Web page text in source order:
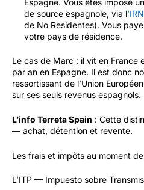
de source espagnole, via l’
de No Residentes). Vous
votre pays de résidence.
Le cas de Marc : il vit en France
par an en Espagne. Il est donc
ressortissant de l’Union
sur ses seuls revenus espagnols.
L’info Terreta Spain : Cette
— achat, détention et revente.
Les frais et impôts au moment de
L’ITP — Impuesto sobre